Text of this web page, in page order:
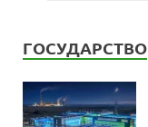
ГОСУДАРСТВО